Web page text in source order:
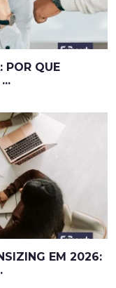
POR QUE
EM 2026: